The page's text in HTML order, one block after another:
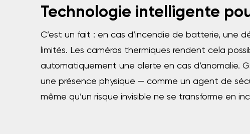
Technologie intelligente
C’est un fait : en cas d’incendie de batterie, une
limités. Les caméras thermiques rendent cela
automatiquement une alerte en cas d’anomalie.
une présence physique — comme un agent de
même qu’un risque invisible ne se transforme en